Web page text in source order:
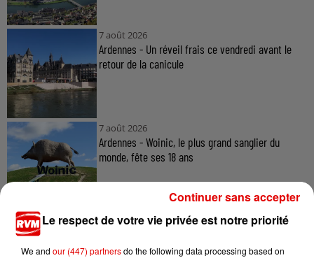
7 août 2026
Ardennes - Un réveil frais ce vendredi avant le
retour de la canicule
7 août 2026
Ardennes - Woinic, le plus grand sanglier du
monde, fête ses 18 ans
Le respect de votre vie privée est notre priorité
We and our (447) partnersdo the following data processing based on
Continuer sans accepter